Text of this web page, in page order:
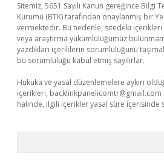
Sitemiz, 5651 Sayılı Kanun gereğince Bilgi
Kurumu (BTK) tarafından onaylanmış bir
vermektedir. Bu nedenle, sitedeki
veya araştırma yükümlülüğümüz
yazdıkları içeriklerin sorumluluğunu
bu sorumluluğu kabul etmiş sayılırlar.
Hukuka ve yasal düzenlemelere aykırı
içerikleri, backlinkpanelicomtr@gmail.com
halinde, ilgili içerikler yasal süre içerisinde